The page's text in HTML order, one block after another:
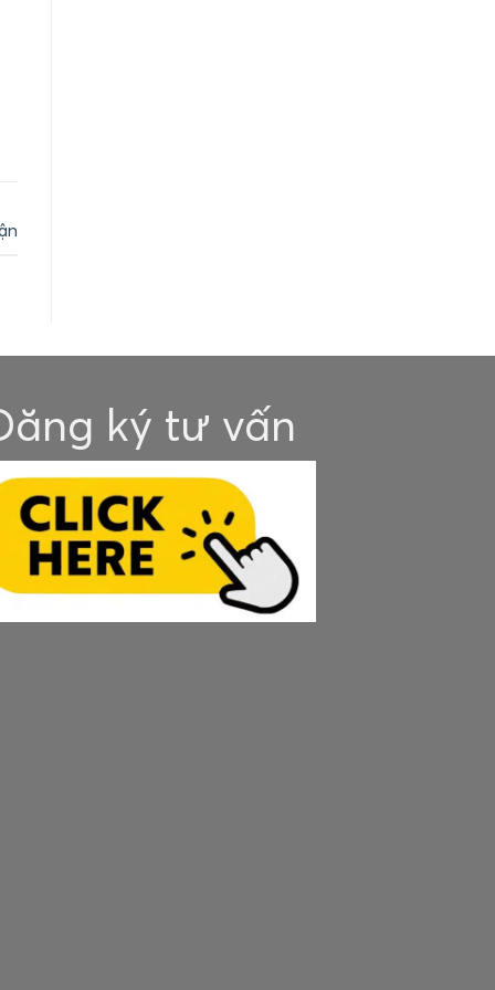
ký tư vấn